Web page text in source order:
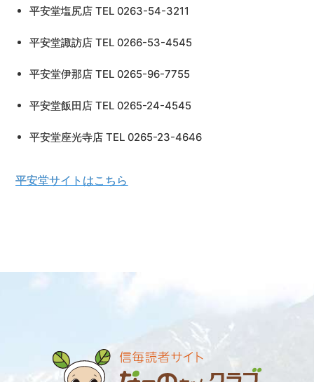
平安堂塩尻店 TEL 0263-54-3211
平安堂諏訪店 TEL 0266-53-4545
平安堂伊那店 TEL 0265-96-7755
平安堂飯田店 TEL 0265-24-4545
平安堂座光寺店 TEL 0265-23-4646
平安堂サイトはこちら